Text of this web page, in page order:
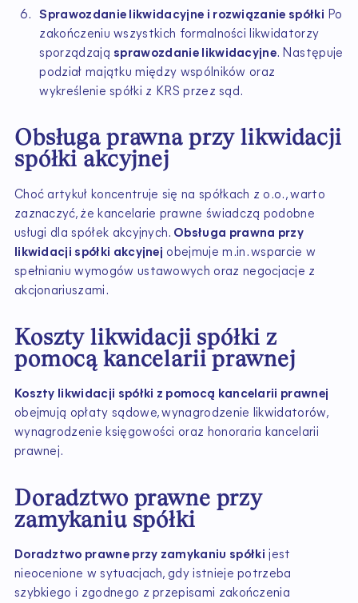
Sprawozdanie likwidacyjne i rozwiązanie spółki Po
zakończeniu wszystkich formalności likwidatorzy
sporządzają sprawozdanie likwidacyjne. Następuje
podział majątku między wspólników oraz
wykreślenie spółki z KRS przez sąd.
Obsługa prawna przy likwidacji
spółki akcyjnej
Choć artykuł koncentruje się na spółkach z o.o., warto
zaznaczyć, że kancelarie prawne świadczą podobne
usługi dla spółek akcyjnych. Obsługa prawna przy
likwidacji spółki akcyjnej obejmuje m.in. wsparcie w
spełnianiu wymogów ustawowych oraz negocjacje z
akcjonariuszami.
Koszty likwidacji spółki z
pomocą kancelarii prawnej
Koszty likwidacji spółki z pomocą kancelarii prawnej
obejmują opłaty sądowe, wynagrodzenie likwidatorów,
wynagrodzenie księgowości oraz honoraria kancelarii
prawnej.
Doradztwo prawne przy
zamykaniu spółki
Doradztwo prawne przy zamykaniu spółki jest
nieocenione w sytuacjach, gdy istnieje potrzeba
szybkiego i zgodnego z przepisami zakończenia